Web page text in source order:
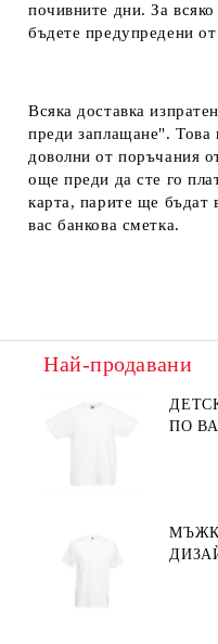
почивните дни. За
бъдете предупредени
Всяка доставка
преди заплащане". Това
доволни от поръчания
още преди да сте го
карта, парите ще бъдат
вас банкова сметка.
Най-продавани
ПО